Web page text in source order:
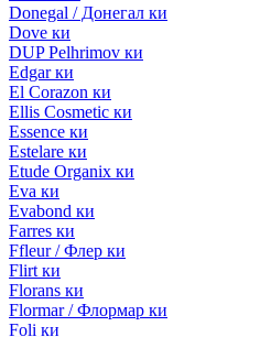
Donegal / Донегал ки
Dove ки
DUP Pelhrimov ки
Edgar ки
El Corazon ки
Ellis Cosmetic ки
Essence ки
Estelare ки
Etude Organix ки
Eva ки
Evabond ки
Farres ки
Ffleur / Флер ки
Flirt ки
Florans ки
Flormar / Флормар ки
Foli ки